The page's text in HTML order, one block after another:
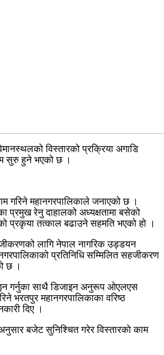
विस्तारको प्रकि्रया अगाडि
सुरु हुने भएको छ ।
गरिने महानगरपालिकाले जनाएको छ ।
प्रमुख रेनु दाहालको अध्यक्षतामा बसेको
प्रकृया तत्काल बढाउने सहमति भएको हो ।
लागि नेपाल नागरिक उड्डयन
प्रतिनिधि सम्मिलित सहजीकरण
छ ।
गर्नुका साथै डिजाइन अनुरूप ओएलएस
भरतपुर महानगरपालिकाका वरिष्ठ
दिए ।
बजेट सुनिश्चित गरेर विस्तारको काम